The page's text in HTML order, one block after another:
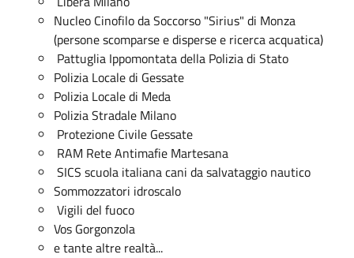
Nucleo Cinofilo da Soccorso "Sirius" di Monza
(persone scomparse e disperse e ricerca acquatica)
Pattuglia Ippomontata della Polizia di Stato
Polizia Locale di Gessate
Polizia Locale di Meda
Polizia Stradale Milano
Protezione Civile Gessate
RAM Rete Antimafie Martesana
SICS scuola italiana cani da salvataggio nautico
Sommozzatori idroscalo
Vigili del fuoco
Vos Gorgonzola
e tante altre realtà...